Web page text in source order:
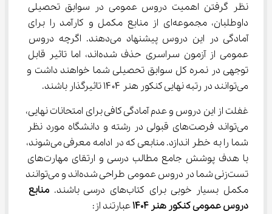
نظر گرفتن اهمیت دروس عمومی در سوابق تحصیلی
داوطلبان، مجموعه‌ای از منابع مکمل و کارآمد را برای
آمادگی در این دروس پیشنهاد می‌دهند. اگرچه دروس
عمومی از آزمون سراسری حذف شده‌اند، اما تاثیر قابل
توجهی در نمره کل سوابق تحصیلی شما خواهند داشت و
می‌توانند در رتبه نهایی کنکور هنر ۱۴۰۴ تاثیرگذار باشند.
غفلت از این دروس و عدم آمادگی کافی برای امتحانات نهایی،
می‌تواند فرصت‌های قبولی در رشته و دانشگاه مورد نظر
شما را به خطر اندازد. منابعی که در ادامه معرفی می‌شوند،
با هدف پوشش جامع مطالب درسی و ارتقای مهارت‌های
تست‌زنی شما در دروس عمومی طراحی شده‌اند و می‌توانند
مکمل بسیار خوبی برای کتاب‌های درسی باشند.
منابع
دروس عمومی کنکور هنر 1404
عبارتند از: